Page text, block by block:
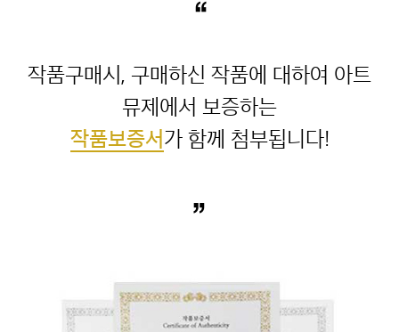
“
작품구매시, 구매하신 작품에 대하여 아트
작품보증서
”